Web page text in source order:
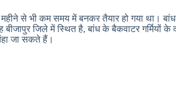
महीने से भी कम समय में बनकर तैयार हो गया था।
बीजापुर जिले में स्थित है, बांध के बैकवाटर गर्मियों
जा सकते हैं।